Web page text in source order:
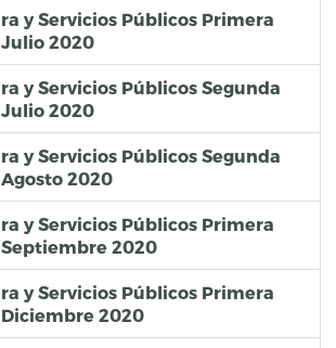
y Servicios Públicos Primera
2020
y Servicios Públicos Segunda
2020
y Servicios Públicos Segunda
2020
y Servicios Públicos Primera
2020
y Servicios Públicos Primera
2020